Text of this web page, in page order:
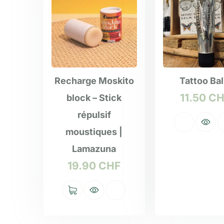
Recharge Moskito
block – Stick
répulsif
moustiques |
Lamazuna
19.90 CHF
Tattoo
11.50